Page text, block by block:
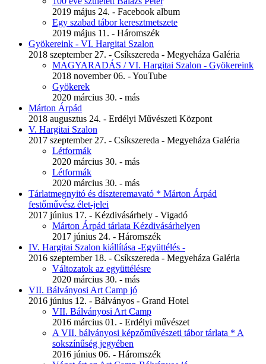
2019 május 24. - Facebook album
Egy szabad tábor keresztmetszete
2019 május 11. - Háromszék
Gyökereink - VI. Hargitai Szalon
2018 szeptember 27. - Csíkszereda - Megyeháza Galéria
MAGYARADÁS / VI. Hargitai Szalon - Gyökereink
2018 november 06. - YouTube
Gyökerek
2020 március 30. - más
Márton Árpád
2018 augusztus 24. - Erdélyi Művészeti Központ
V. Hargitai Szalon
2017 szeptember 27. - Csíkszereda - Megyeháza Galéria
Létformák
2020 március 30. - más
Létformák
2020 március 30. - más
Tárlatmegnyitó és díszteremavató * Márton Árpád
festőművész élet-jelei
2017 június 17. - Kézdivásárhely - Vigadó
Márton Árpád tárlata Kézdivásárhelyen
2017 június 24. - Háromszék
IV. Hargitai Szalon kiállítása -Együttélés -
2016 szeptember 18. - Csíkszereda - Megyeháza Galéria
Változatok az együttélésre
2020 március 30. - más
VII. Bálványosi Art Camp jó
2016 június 12. - Bálványos - Grand Hotel
VII. Bálványosi Art Camp
2016 március 01. - Erdélyi művészet
A VII. bálványosi képzőművészeti tábor tárlata * A
sokszínűség jegyében
2016 június 06. - Háromszék